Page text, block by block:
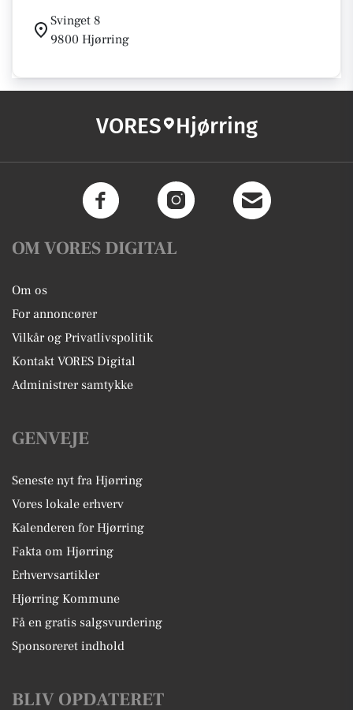
Svinget 8
9800 Hjørring
VORES Hjørring
OM VORES DIGITAL
Om os
For annoncører
Vilkår og Privatlivspolitik
Kontakt VORES Digital
Administrer samtykke
GENVEJE
Seneste nyt fra Hjørring
Vores lokale erhverv
Kalenderen for Hjørring
Fakta om Hjørring
Erhvervsartikler
Hjørring Kommune
Få en gratis salgsvurdering
Sponsoreret indhold
BLIV OPDATERET